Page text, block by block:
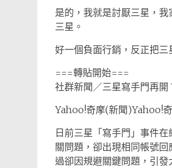
是的，我就是討厭三星，
三星。
好一個負面行銷，反正把三
===轉貼開始===
社群新聞／三星寫手門再開
Yahoo!奇摩(新聞)Yahoo!
日前三星「寫手門」事件
關問題，卻出現相同帳號
過卻因規避關鍵問題，引